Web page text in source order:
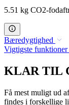
5.51 kg CO2-
Bæredygtighed
Vigtigste funktioner
KLAR TIL
Få mest muligt ud
findes i forskellige